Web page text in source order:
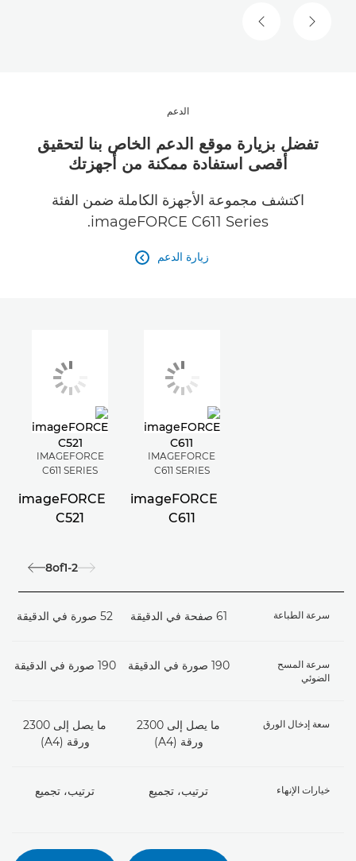
الشريحة السابقةالشريحة التالية
الدعم
تفضل بزيارة موقع الدعم الخاص بنا لتحقيق
أقصى استفادة ممكنة من أجهزتك
اكتشف مجموعة الأجهزة الكاملة ضمن الفئة
imageFORCE C611 Series.
زيارة الدعم 
IMAGEFORCE
C611 SERIES
imageFORCE
C611
IMAGEFORCE
C611 SERIES
imageFORCE
C521
1-2
of
8
سرعة الطباعة 61 صفحة في الدقيقة 52 صورة في الدقيقة
سرعة المسح
الضوئي
190 صورة في الدقيقة 190 صورة في الدقيقة
سعة إدخال الورق
ما يصل إلى 2300
ورقة (A4)
ما يصل إلى 2300
ورقة (A4)
خيارات الإنهاء ترتيب، تجميع ترتيب، تجميع